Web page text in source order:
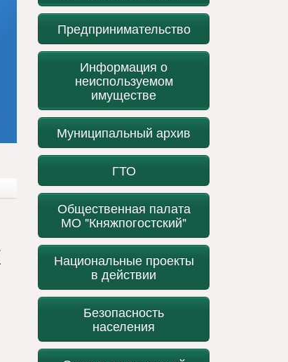
Предпринимательство
Информация о
неиспользуемом
имуществе
Муниципальный архив
ГТО
Общественная палата
МО "Княжпогостский"
Национальные проекты
в действии
Безопасность
населения